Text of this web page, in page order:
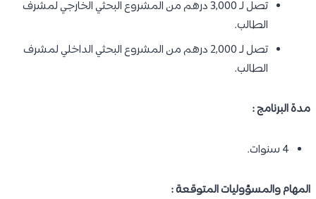
تصل لـ 3,000 درهم من المشروع البحثي الخارجي لمشرف
الطالب.
تصل لـ 2,000 درهم من المشروع البحثي الداخلي لمشرف
الطالب.
مدة البرنامج :
4 سنوات.
المهام والمسؤوليات المتوقعة :